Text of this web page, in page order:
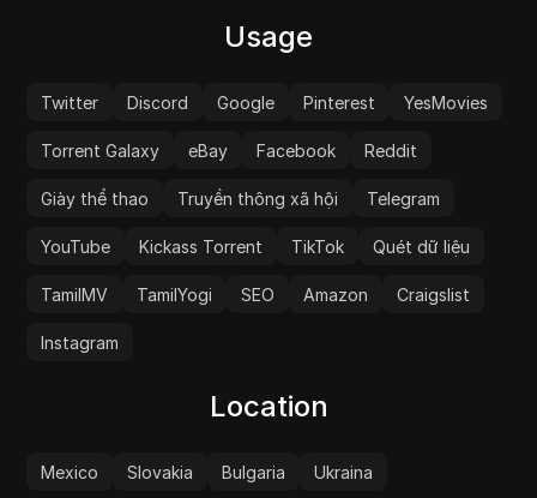
Usage
Twitter Discord Google Pinterest YesMovies
Torrent Galaxy eBay Facebook Reddit
Giày thể thao Truyền thông xã hội Telegram
YouTube Kickass Torrent TikTok Quét dữ liệu
TamilMV TamilYogi SEO Amazon Craigslist
Instagram
Location
Mexico Slovakia Bulgaria Ukraina